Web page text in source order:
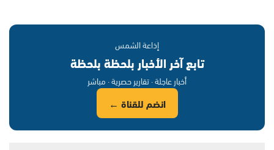
إذاعة الشمس
تابع آخر الأخبار بلحظة بلحظة
أخبار عاجلة · تقارير حصرية · مباشر
انضم للقناة ←